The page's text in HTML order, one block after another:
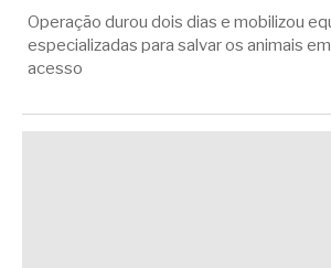
Operação durou dois dias e mobilizou
especializadas para salvar os animais
acesso